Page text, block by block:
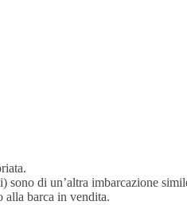
sono di un’altra imbarcazione
alla barca in vendita.